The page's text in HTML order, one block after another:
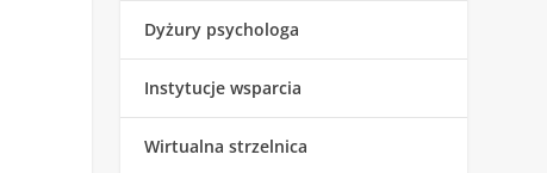
Dyżury psychologa
Instytucje wsparcia
Wirtualna strzelnica